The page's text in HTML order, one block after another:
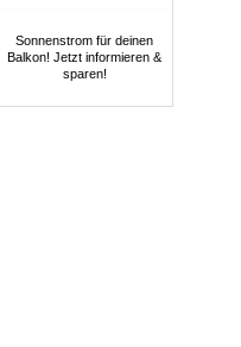
Sonnenstrom für deinen
Balkon! Jetzt informieren &
sparen!